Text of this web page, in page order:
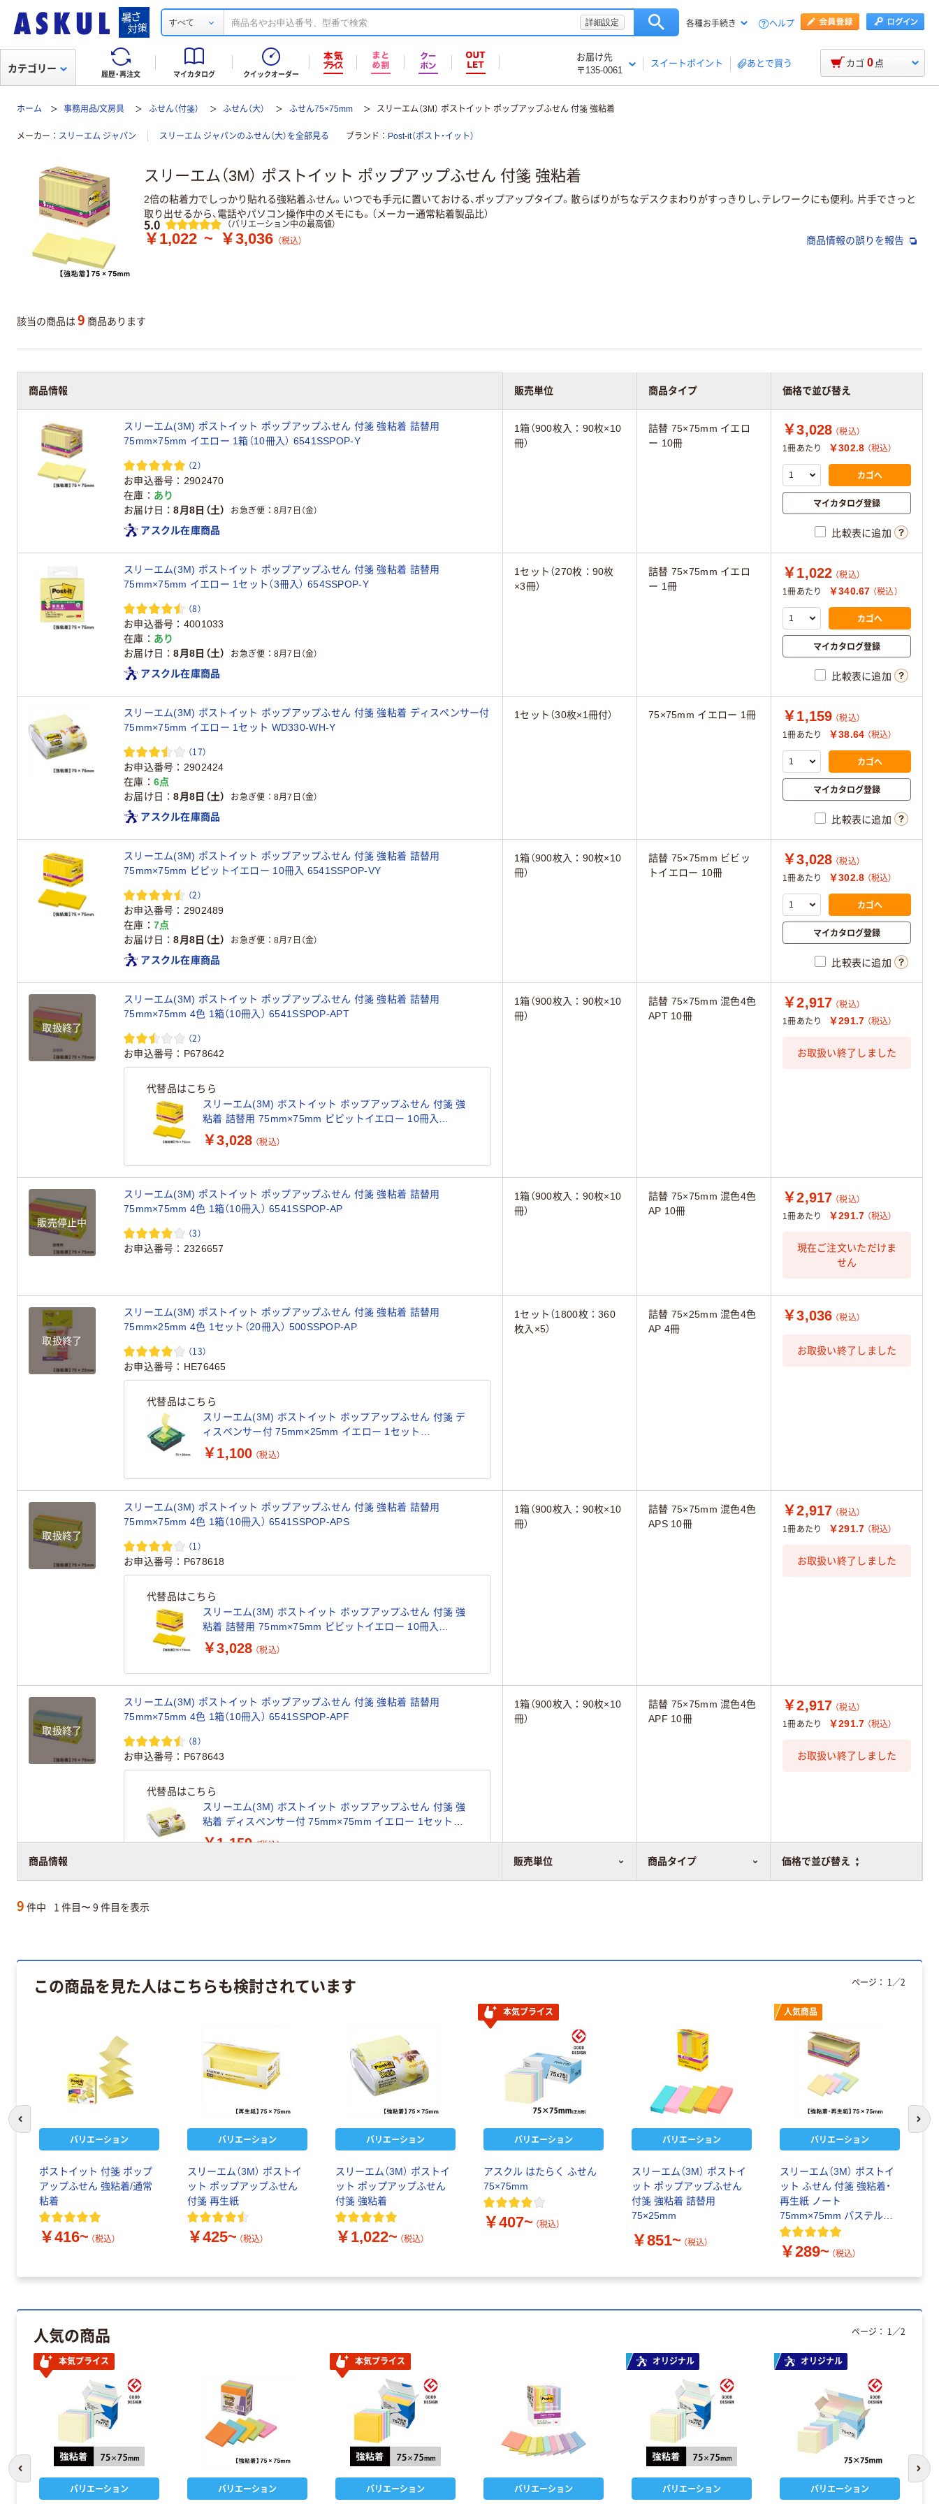
すべて 詳細設定 各種お手続き ヘルプ
履歴・再注文 マイカタログ クイックオーダー
お届け先
〒135-0061
スイートポイント あとで買う
カテゴリー カゴ 0 点
ホーム 事務用品/文房具 ふせん（付箋） ふせん（大） ふせん75×75mm スリーエム（3M） ポストイット ポップアップふせん 付箋 強粘着
メーカー スリーエム ジャパン スリーエム ジャパンのふせん（大）を全部見る ブランド Post-it（ポスト・イット）
スリーエム（3M） ポストイット ポップアップふせん 付箋 強粘着
2倍の粘着力でしっかり貼れる強粘着ふせん。いつでも手元に置いておける、ポップアップタイプ。散らばりがちなデスクまわりがすっきりし、テレワークにも便利。片手でさっと
取り出せるから、電話やパソコン操作中のメモにも。（メーカー通常粘着製品比）
レビュー
5.0 （バリエーション中の最高値）
￥1,022 ~ ￥3,036 （税込） 商品情報の誤りを報告
該当の商品は 9 商品あります
商品情報 販売単位 商品タイプ 価格で並び替え
商品情報 販売単位 商品タイプ 価格で並び替え
スリーエム(3M) ポストイット ポップアップふせん 付箋 強粘着 詰替用
75mm×75mm イエロー 1箱（10冊入） 6541SSPOP-Y
（2）
お申込番号
2902470
在庫
あり
お届け日
8月8日（土） お急ぎ便 8月7日（金）
アスクル在庫商品
1箱（900枚入：90枚×10
冊）
詰替 75×75mm イエロ
ー 10冊
￥3,028 （税込）
1冊あたり
￥302.8 （税込）
カゴへ
マイカタログ登録
比較表に追加
スリーエム(3M) ポストイット ポップアップふせん 付箋 強粘着 詰替用
75mm×75mm イエロー 1セット（3冊入） 654SSPOP-Y
（8）
お申込番号
4001033
在庫
あり
お届け日
8月8日（土） お急ぎ便 8月7日（金）
アスクル在庫商品
1セット（270枚：90枚
×3冊）
詰替 75×75mm イエロ
ー 1冊
￥1,022 （税込）
1冊あたり
￥340.67 （税込）
カゴへ
マイカタログ登録
比較表に追加
スリーエム(3M) ポストイット ポップアップふせん 付箋 強粘着 ディスペンサー付
75mm×75mm イエロー 1セット WD330-WH-Y
（17）
お申込番号
2902424
在庫
6点
お届け日
8月8日（土） お急ぎ便 8月7日（金）
アスクル在庫商品
1セット（30枚×1冊付） 75×75mm イエロー 1冊 ￥1,159 （税込）
1冊あたり
￥38.64 （税込）
カゴへ
マイカタログ登録
比較表に追加
スリーエム(3M) ポストイット ポップアップふせん 付箋 強粘着 詰替用
75mm×75mm ビビットイエロー 10冊入 6541SSPOP-VY
（2）
お申込番号
2902489
在庫
7点
お届け日
8月8日（土） お急ぎ便 8月7日（金）
アスクル在庫商品
1箱（900枚入：90枚×10
冊）
詰替 75×75mm ビビッ
トイエロー 10冊
￥3,028 （税込）
1冊あたり
￥302.8 （税込）
カゴへ
マイカタログ登録
比較表に追加
取扱終了
スリーエム(3M) ポストイット ポップアップふせん 付箋 強粘着 詰替用
75mm×75mm 4色 1箱（10冊入） 6541SSPOP-APT
（2）
お申込番号 P678642
代替品はこちら
スリーエム(3M) ポストイット ポップアップふせん 付箋 強
粘着 詰替用 75mm×75mm ビビットイエロー 10冊入
6541SSPOP-VY
￥3,028 （税込）
1箱（900枚入：90枚×10
冊）
詰替 75×75mm 混色4色
APT 10冊
￥2,917 （税込）
1冊あたり
￥291.7 （税込）
お取扱い終了しました
販売停止中
スリーエム(3M) ポストイット ポップアップふせん 付箋 強粘着 詰替用
75mm×75mm 4色 1箱（10冊入） 6541SSPOP-AP
（3）
お申込番号 2326657
1箱（900枚入：90枚×10
冊）
詰替 75×75mm 混色4色
AP 10冊
￥2,917 （税込）
1冊あたり
￥291.7 （税込）
現在ご注文いただけま
せん
取扱終了
スリーエム(3M) ポストイット ポップアップふせん 付箋 強粘着 詰替用
75mm×25mm 4色 1セット（20冊入） 500SSPOP-AP
（13）
お申込番号 HE76465
代替品はこちら
スリーエム(3M) ポストイット ポップアップふせん 付箋 デ
ィスペンサー付 75mm×25mm イエロー 1セット
DS123BG-Y
￥1,100 （税込）
1セット（1800枚：360
枚入×5）
詰替 75×25mm 混色4色
AP 4冊
￥3,036 （税込）
お取扱い終了しました
取扱終了
スリーエム(3M) ポストイット ポップアップふせん 付箋 強粘着 詰替用
75mm×75mm 4色 1箱（10冊入） 6541SSPOP-APS
（1）
お申込番号 P678618
代替品はこちら
スリーエム(3M) ポストイット ポップアップふせん 付箋 強
粘着 詰替用 75mm×75mm ビビットイエロー 10冊入
6541SSPOP-VY
￥3,028 （税込）
1箱（900枚入：90枚×10
冊）
詰替 75×75mm 混色4色
APS 10冊
￥2,917 （税込）
1冊あたり
￥291.7 （税込）
お取扱い終了しました
取扱終了
スリーエム(3M) ポストイット ポップアップふせん 付箋 強粘着 詰替用
75mm×75mm 4色 1箱（10冊入） 6541SSPOP-APF
（8）
お申込番号 P678643
代替品はこちら
スリーエム(3M) ポストイット ポップアップふせん 付箋 強
粘着 ディスペンサー付 75mm×75mm イエロー 1セット
WD330-WH-Y
￥1,159 （税込）
1箱（900枚入：90枚×10
冊）
詰替 75×75mm 混色4色
APF 10冊
￥2,917 （税込）
1冊あたり
￥291.7 （税込）
お取扱い終了しました
9 件中 1 件目〜 9 件目を表示
この商品を見た人はこちらも検討されています
バリエーション
ポストイット 付箋 ポップ
アップふせん 強粘着/通常
粘着
￥416~ （税込）
バリエーション
スリーエム（3M） ポストイ
ット ポップアップふせん
付箋 再生紙
￥425~ （税込）
バリエーション
スリーエム（3M） ポストイ
ット ポップアップふせん
付箋 強粘着
￥1,022~ （税込）
本気プライス
バリエーション
アスクル はたらく ふせん
75×75mm
￥407~ （税込）
バリエーション
スリーエム（3M） ポストイ
ット ポップアップふせん
付箋 強粘着 詰替用
75×25mm
￥851~ （税込）
人気商品
バリエーション
スリーエム（3M） ポストイ
ット ふせん 付箋 強粘着・
再生紙 ノート
75mm×75mm パステルカ
ラー
￥289~ （税込）
ページ： 1 ／2
前のスライドへ 次
人気の商品
本気プライス
バリエーション バリエーション
本気プライス
バリエーション バリエーション
オリジナル
バリエーション
オリジナル
バリエーション
ページ： 1 ／2
前のスライドへ 次